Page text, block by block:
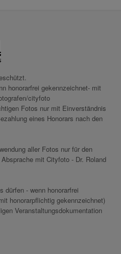
honorarfrei gekennzeichnet- mit
cityfoto
Fotos nur mit Einverständnis
eines Honorars nach den
aller Fotos nur für den
mit Cityfoto - Dr. Roland
dürfen - wenn honorarfrei
honorarpflichtig gekennzeichnet)
Veranstaltungsdokumentation